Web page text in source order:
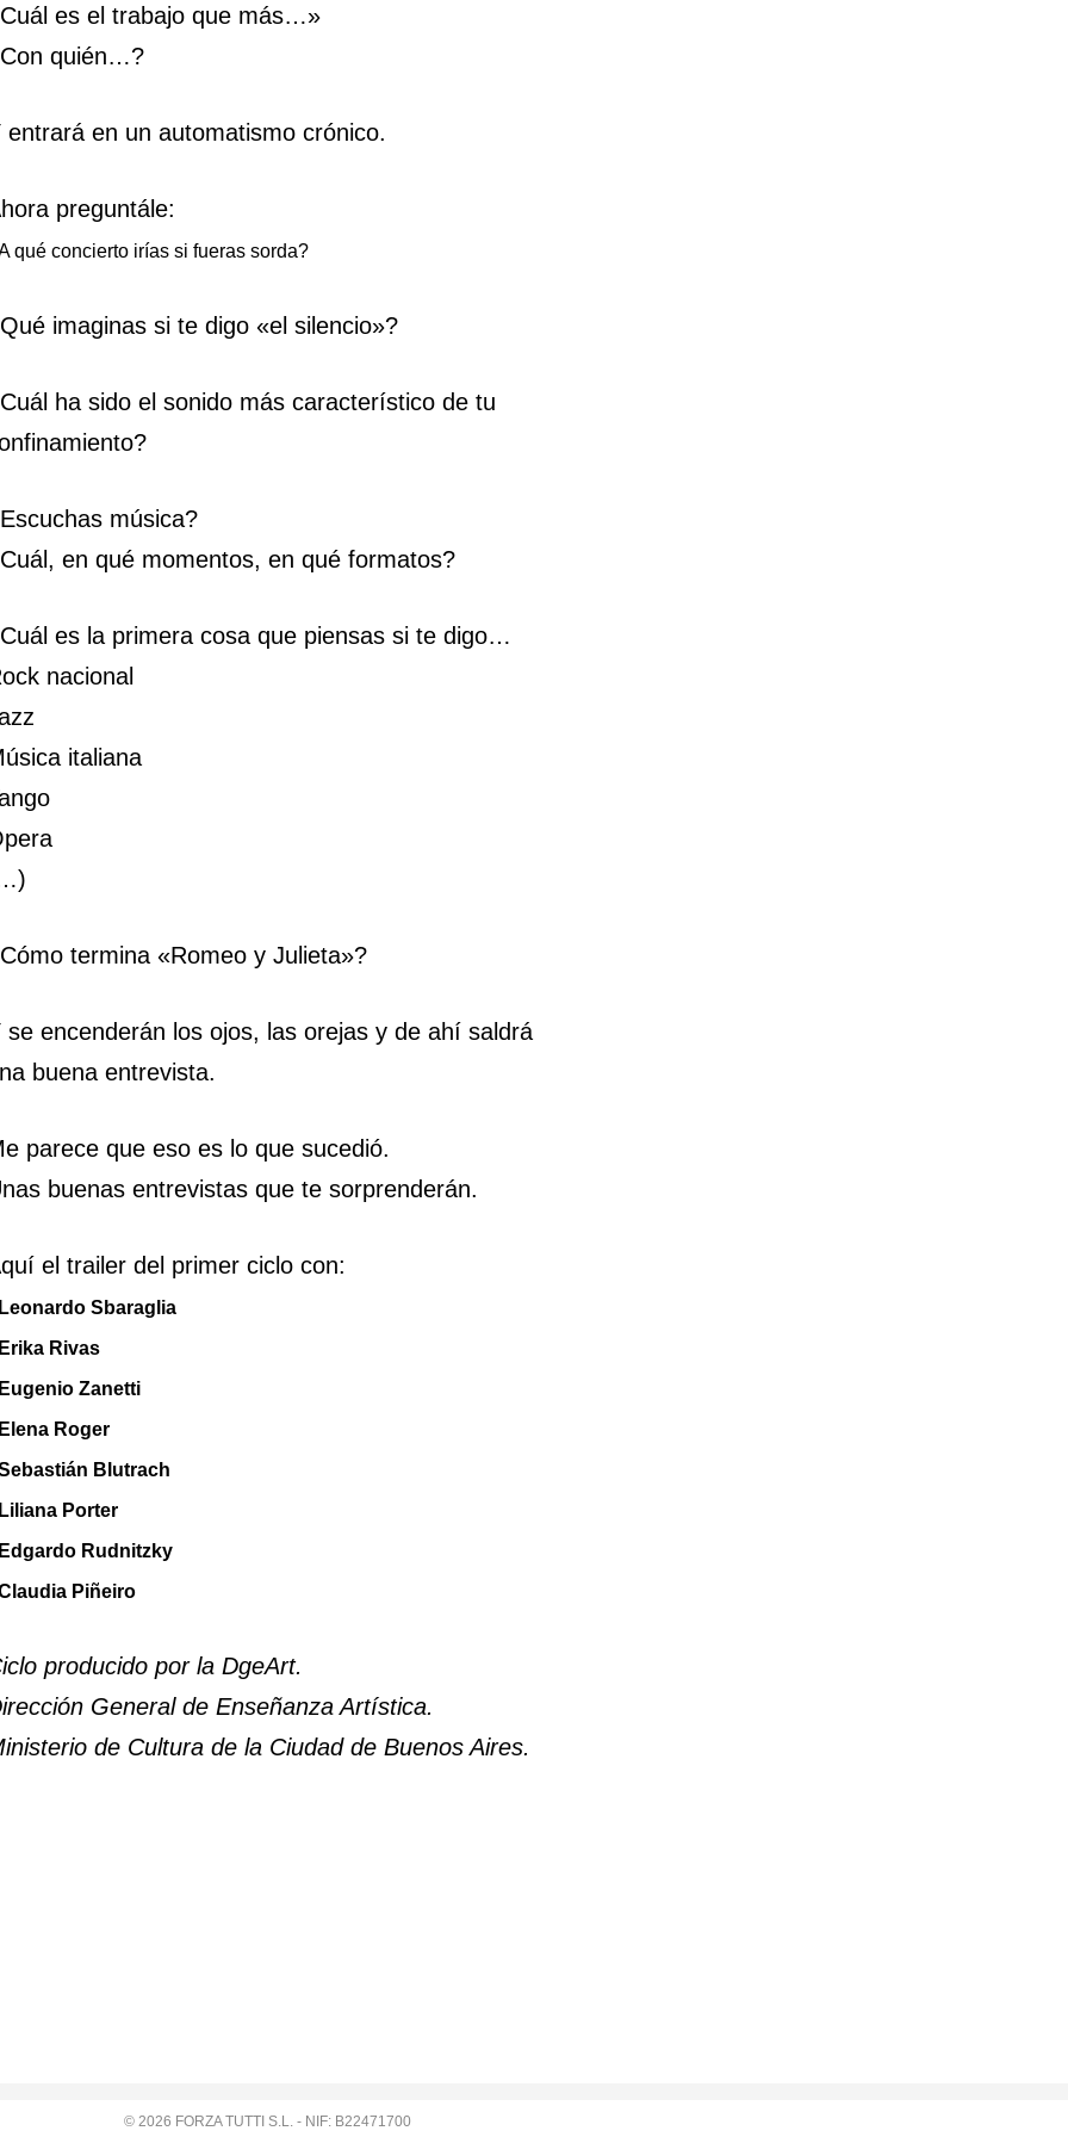
es el trabajo que más…»
quién…?
entrará en un automatismo crónico.
preguntále:
qué concierto irías si fueras sorda?
imaginas si te digo «el silencio»?
ha sido el sonido más característico de tu
música?
en qué momentos, en qué formatos?
es la primera cosa que piensas si te digo…
nacional
italiana
termina «Romeo y Julieta»?
se encenderán los ojos, las orejas y de ahí saldrá
buena entrevista.
parece que eso es lo que sucedió.
buenas entrevistas que te sorprenderán.
el trailer del primer ciclo con:
Sbaraglia
Rivas
Zanetti
Roger
Blutrach
Porter
Rudnitzky
Piñeiro
producido por la DgeArt.
General de Enseñanza Artística.
de Cultura de la Ciudad de Buenos Aires.
© 2026 FORZA TUTTI S.L. - NIF: B22471700